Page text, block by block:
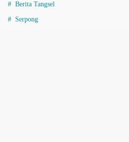
Berita Tangsel
Serpong